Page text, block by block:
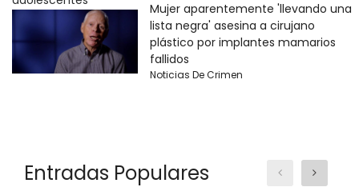
Mujer aparentemente 'llevando una
lista negra' asesina a cirujano
plástico por implantes mamarios
fallidos
Noticias De Crimen
Entradas Populares